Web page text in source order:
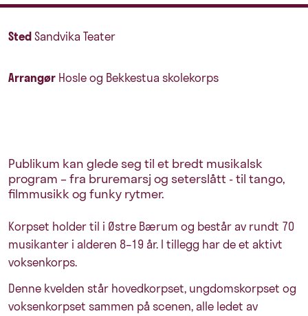
StedSandvika Teater
Arrangør Hosle og Bekkestua skolekorps
Publikum kan glede seg til et bredt musikalsk
program – fra bruremarsj og seterslått - til tango,
filmmusikk og funky rytmer.
Korpset holder til i Østre Bærum og består av rundt 70
musikanter i alderen 8–19 år. I tillegg har de et aktivt
voksenkorps.
Denne kvelden står hovedkorpset, ungdomskorpset og
voksenkorpset sammen på scenen, alle ledet av